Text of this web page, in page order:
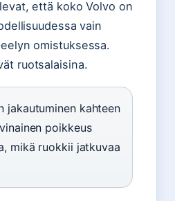
että koko Volvo on
vain
omistuksessa.
ruotsalaisina.
jakautuminen kahteen
poikkeus
mikä ruokkii jatkuvaa